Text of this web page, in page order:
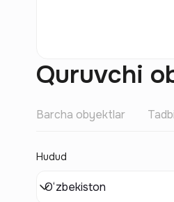
Quruvchi
Barcha obyektlar
Hudud
O‘zbekiston